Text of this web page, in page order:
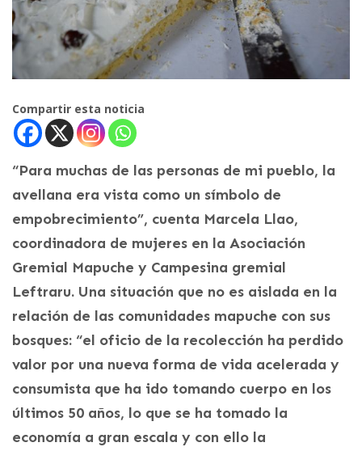
Compartir esta noticia
“Para muchas de las personas de mi pueblo, la
avellana era vista como un símbolo de
empobrecimiento”, cuenta Marcela Llao,
coordinadora de mujeres en la Asociación
Gremial Mapuche y Campesina gremial
Leftraru. Una situación que no es aislada en la
relación de las comunidades mapuche con sus
bosques: “el oficio de la recolección ha perdido
valor por una nueva forma de vida acelerada y
consumista que ha ido tomando cuerpo en los
últimos 50 años, lo que se ha tomado la
economía a gran escala y con ello la